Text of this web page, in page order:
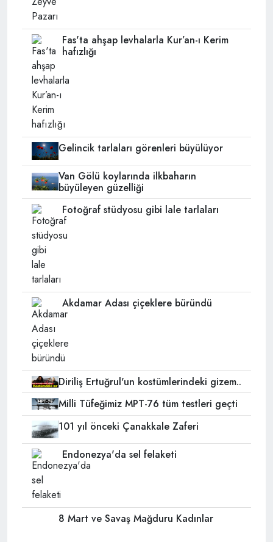
Fas'ta ahşap levhalarla Kur’an-ı Kerim
hafızlığı
Gelincik tarlaları görenleri büyülüyor
Van Gölü koylarında ilkbaharın
büyüleyen güzelliği
Fotoğraf stüdyosu gibi lale tarlaları
Akdamar Adası çiçeklere büründü
Diriliş Ertuğrul'un kostümlerindeki gizem..
Milli Tüfeğimiz MPT-76 tüm testleri geçti
101 yıl önceki Çanakkale Zaferi
Endonezya'da sel felaketi
8 Mart ve Savaş Mağduru Kadınlar